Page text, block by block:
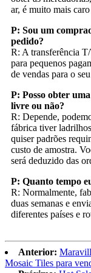
ar, é muito mais
P: Sou um
pedido?
R: A transferência
para pequenos
de vendas para o
P: Posso obter
livre ou não?
R: Depende,
fábrica tiver
quiser padrões
custo de amostra.
será deduzido das
P: Quanto tempo
R: Normalmente,
duas semanas e
diferentes países e
Anterior:
Mosaic Tiles para